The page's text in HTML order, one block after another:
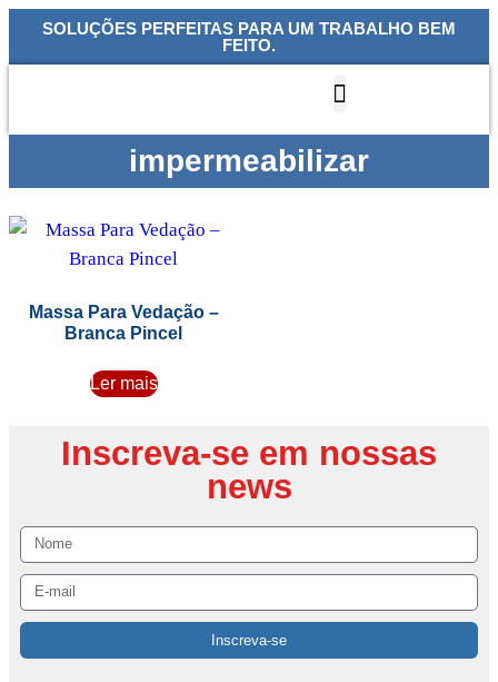
SOLUÇÕES PERFEITAS PARA UM TRABALHO BEM
FEITO.
impermeabilizar
Massa Para Vedação –
Branca Pincel
Ler mais
Inscreva-se em nossas
news
Inscreva-se